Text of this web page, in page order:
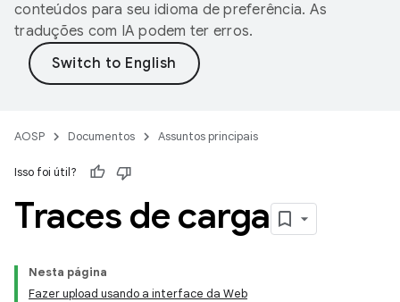
conteúdos para seu idioma de preferência. As
traduções com IA podem ter erros.
AOSP Documentos Assuntos principais
Isso foi útil?
Traces de carga
Nesta página
Fazer upload usando a interface da Web